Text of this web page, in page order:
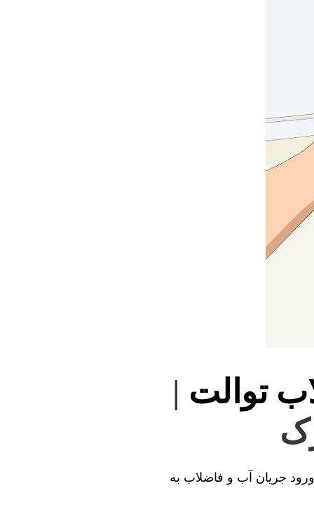
توالت |
ورود جریان آب و فاضلاب به